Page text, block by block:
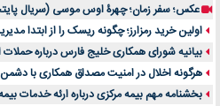
عکس؛ سفر زمان؛ چهرۀ اوس موسی (سریال پایتخت)
اولین خرید رمزارز؛ چگونه ریسک را از ابتدا
بیانیه شورای همکاری خلیج فارس درباره حملات
هرگونه اخلال در امنیت مصداق همکاری با
بخشنامه مهم بیمه مرکزی درباره ارئه خدمات